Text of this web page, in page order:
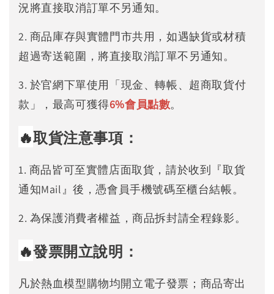
況將直接取消訂單不另通知。
2. 商品庫存與實體門市共用，如遇缺貨或材積
超過寄送範圍，將直接取消訂單不另通知。
3. 於官網下單使用「現金、轉帳、超商取貨付
款」，最高可獲得6%會員點數。
🔥取貨注意事項：
1. 商品皆可至實體店面取貨，請於收到『取貨
通知Mail』後，憑會員手機號碼至櫃台結帳。
2. 為保護消費者權益，商品拆封請全程錄影。
🔥發票開立說明：
凡於熱血模型購物均開立電子發票；商品寄出